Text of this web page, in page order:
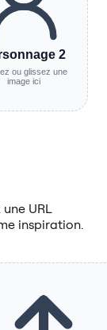
2
ou glissez une
image ici
URL
inspiration.